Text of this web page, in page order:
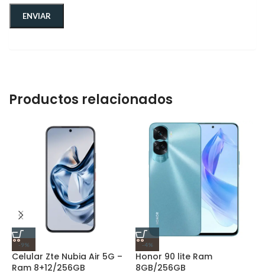
Productos relacionados
-9%
Celular Zte Nubia Air 5G –
Ram 8+12/256GB
-4%
Honor 90 lite Ram
8GB/256GB